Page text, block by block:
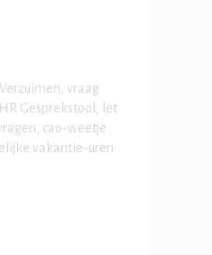
vraag
Gesprekstool, let
cao-weetje
vakantie-uren